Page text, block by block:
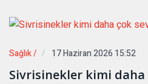
Sağlık / 17 Haziran 2026 15:52
Sivrisinekler kimi daha